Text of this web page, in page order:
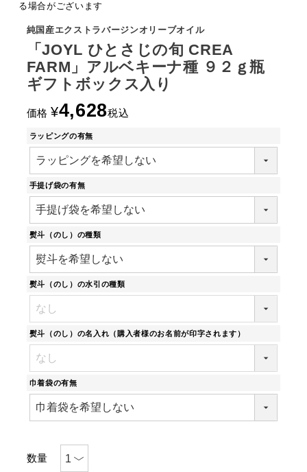
る場合がございます
純国産エクストラバージンオリーブオイル
「JOYL ひとさじの旬 CREA
FARM」アルベキーナ種 ９２ｇ瓶
ギフトボックス入り
価格 ¥4,628税込
ラッピングの有無
手提げ袋の有無
熨斗（のし）の種類
熨斗（のし）の水引の種類
熨斗（のし）の名入れ（購入者様のお名前が印字されます）
巾着袋の有無